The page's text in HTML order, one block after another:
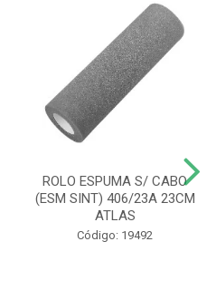
ROLO ESPUMA S/ CABO
(ESM SINT) 406/23A 23CM
ATLAS
Código: 19492